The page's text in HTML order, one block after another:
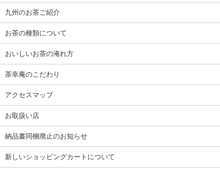
九州のお茶ご紹介
お茶の種類について
おいしいお茶の淹れ方
茶幸庵のこだわり
アクセスマップ
お取扱い店
納品書同梱廃止のお知らせ
新しいショッピングカートについて